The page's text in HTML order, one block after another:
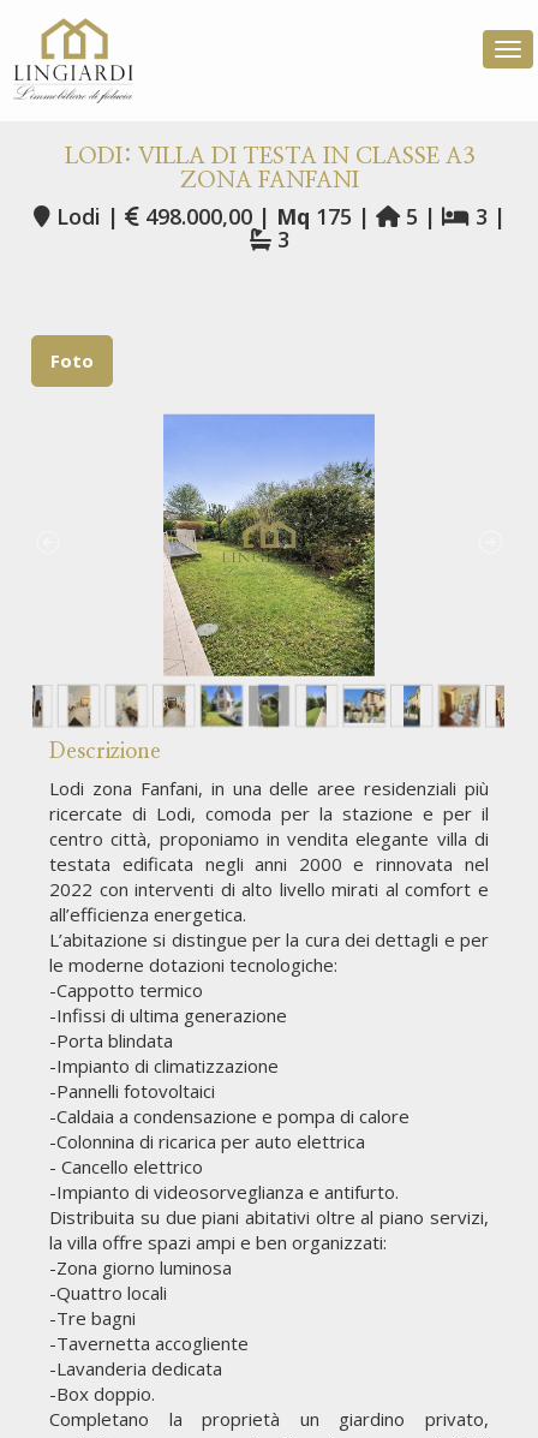
LODI: VILLA DI TESTA IN CLASSE A3
ZONA FANFANI
Lodi | 498.000,00 | Mq 175 | 5 | 3 |
3
Foto
Descrizione
Lodi zona Fanfani, in una delle aree residenziali più
ricercate di Lodi, comoda per la stazione e per il
centro città, proponiamo in vendita elegante villa di
testata edificata negli anni 2000 e rinnovata nel
2022 con interventi di alto livello mirati al comfort e
all’efficienza energetica.
L’abitazione si distingue per la cura dei dettagli e per
le moderne dotazioni tecnologiche:
-Cappotto termico
-Infissi di ultima generazione
-Porta blindata
-Impianto di climatizzazione
-Pannelli fotovoltaici
-Caldaia a condensazione e pompa di calore
-Colonnina di ricarica per auto elettrica
- Cancello elettrico
-Impianto di videosorveglianza e antifurto.
Distribuita su due piani abitativi oltre al piano servizi,
la villa offre spazi ampi e ben organizzati:
-Zona giorno luminosa
-Quattro locali
-Tre bagni
-Tavernetta accogliente
-Lavanderia dedicata
-Box doppio.
Completano la proprietà un giardino privato,